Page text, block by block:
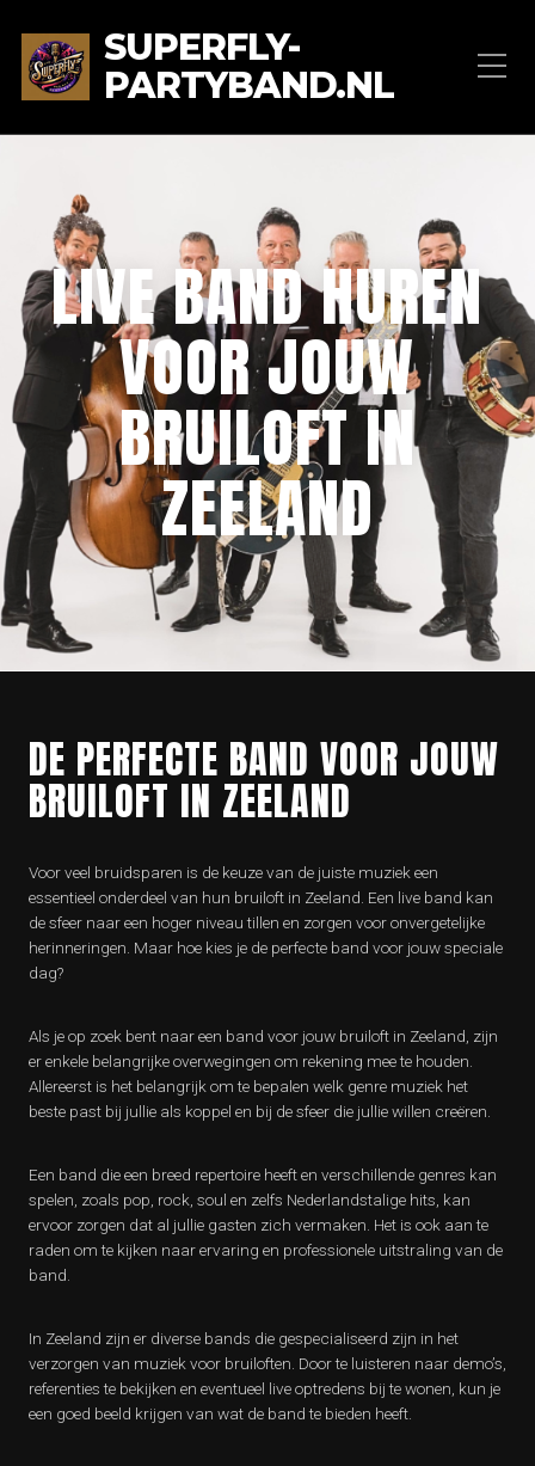
SUPERFLY-
PARTYBAND.NL
LIVE BAND HUREN
VOOR JOUW
BRUILOFT IN
ZEELAND
DE PERFECTE BAND VOOR JOUW
BRUILOFT IN ZEELAND
Voor veel bruidsparen is de keuze van de juiste muziek een
essentieel onderdeel van hun bruiloft in Zeeland. Een live band kan
de sfeer naar een hoger niveau tillen en zorgen voor onvergetelijke
herinneringen. Maar hoe kies je de perfecte band voor jouw speciale
dag?
Als je op zoek bent naar een band voor jouw bruiloft in Zeeland, zijn
er enkele belangrijke overwegingen om rekening mee te houden.
Allereerst is het belangrijk om te bepalen welk genre muziek het
beste past bij jullie als koppel en bij de sfeer die jullie willen creëren.
Een band die een breed repertoire heeft en verschillende genres kan
spelen, zoals pop, rock, soul en zelfs Nederlandstalige hits, kan
ervoor zorgen dat al jullie gasten zich vermaken. Het is ook aan te
raden om te kijken naar ervaring en professionele uitstraling van de
band.
In Zeeland zijn er diverse bands die gespecialiseerd zijn in het
verzorgen van muziek voor bruiloften. Door te luisteren naar demo’s,
referenties te bekijken en eventueel live optredens bij te wonen, kun je
een goed beeld krijgen van wat de band te bieden heeft.